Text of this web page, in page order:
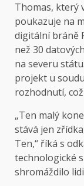
Thomas, který
poukazuje na
digitální bráně
než 30
na severu
projekt u
rozhodnutí,
„Ten malý
stává jen
Ten,“ říká s
technologické
shromáždilo